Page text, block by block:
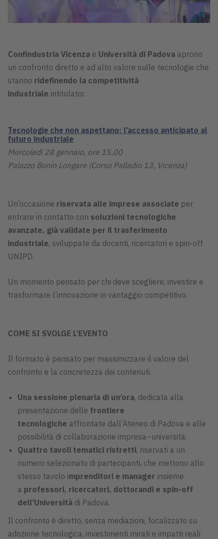
Confindustria Vicenza e Università di Padova aprono
un confronto diretto e ad alto valore sulle tecnologie che
stanno ridefinendo la competitività
industriale intitolato:
Tecnologie che non aspettano: l’accesso anticipato al
futuro industriale
Mercoledì 28 gennaio, ore 15.00
Palazzo Bonin Longare (Corso Palladio 13, Vicenza)
Un’occasione riservata alle imprese associate per
entrare in contatto con soluzioni tecnologiche
avanzate, già validate per il trasferimento
industriale, sviluppate da docenti, ricercatori e spin-off
UNIPD.
Un momento pensato per chi deve scegliere, investire e
trasformare l’innovazione in vantaggio competitivo.
COME SI SVOLGE L’EVENTO
Il formato è pensato per massimizzare il valore del
confronto e la concretezza dei contenuti.
Una sessione plenaria di un’ora, dedicata alla
presentazione delle frontiere
tecnologiche affrontate dall’Ateneo di Padova e alle
possibilità di collaborazione impresa–università.
Quattro tavoli tematici ristretti, riservati a un
numero selezionato di partecipanti, che mettono allo
stesso tavolo imprenditori e manager insieme
a professori, ricercatori, dottorandi e spin-off
dell’Università di Padova.
Il confronto è diretto, senza mediazioni, focalizzato su
adozione tecnologica, investimenti mirati e impatti reali